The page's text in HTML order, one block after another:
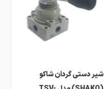
شیر دستی گردان شاکو